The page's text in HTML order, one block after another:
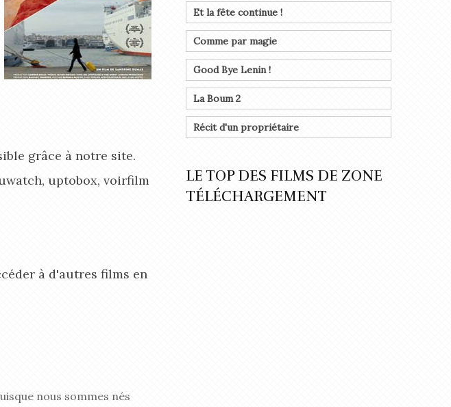
grâce à notre site.
uptobox, voirfilm
à d'autres films en
nous sommes nés
Et la fête continue !
Comme par magie
Good Bye Lenin !
La Boum 2
Récit d'un propriétaire
LE TOP DES FILMS DE ZONE
TÉLÉCHARGEMENT